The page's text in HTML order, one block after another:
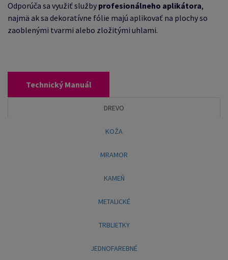
Odporúča sa využiť služby profesionálneho aplikátora,
najmä ak sa dekoratívne fólie majú aplikovať na plochy so
zaoblenými tvarmi alebo zložitými uhlami.
Technický Manuál
DREVO
KOŽA
MRAMOR
KAMEŇ
METALICKÉ
TRBLIETKY
JEDNOFAREBNÉ